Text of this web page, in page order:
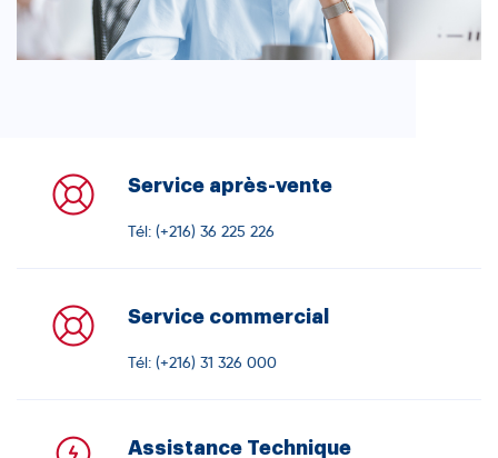
Service après-vente
Tél: (+216) 36 225 226
Service commercial
Tél: (+216) 31 326 000
Assistance Technique